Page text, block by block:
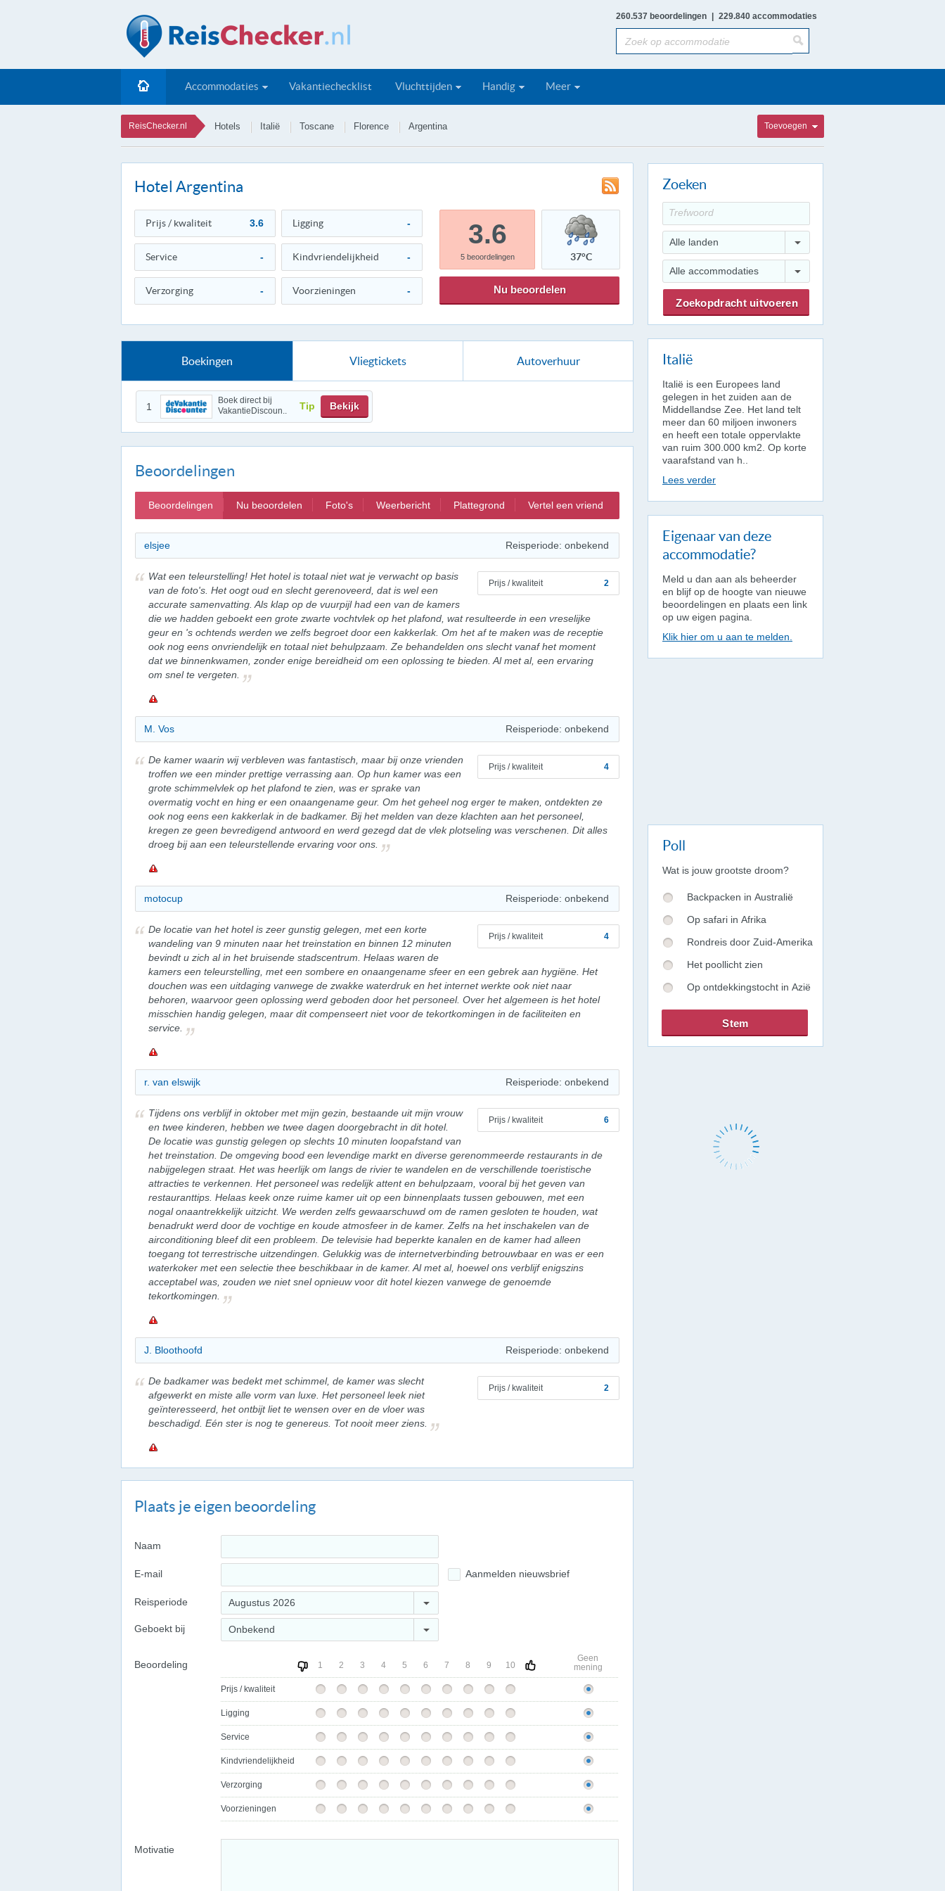
260.537 beoordelingen 229.840 accommodaties
Accommodaties Vakantiechecklist Vluchttijden Handig Meer
ReisChecker.nl Hotels Italië Toscane Florence Argentina Toevoegen
Hotel Argentina
Prijs / kwaliteit 3.6 Ligging -
Service - Kindvriendelijkheid -
Verzorging - Voorzieningen -
3.6
5beoordelingen 37°C
Nu beoordelen
Boekingen Vliegtickets Autoverhuur
1
Boek direct bij
VakantieDiscoun..
Tip Bekijk
Beoordelingen
Beoordelingen Nu beoordelen Foto's Weerbericht Plattegrond Vertel een vriend
elsjee Reisperiode: onbekend
Prijs / kwaliteit 2
Wat een teleurstelling! Het hotel is totaal niet wat je verwacht op basis
van de foto's. Het oogt oud en slecht gerenoveerd, dat is wel een
accurate samenvatting. Als klap op de vuurpijl had een van de kamers
die we hadden geboekt een grote zwarte vochtvlek op het plafond, wat resulteerde in een vreselijke
geur en 's ochtends werden we zelfs begroet door een kakkerlak. Om het af te maken was de receptie
ook nog eens onvriendelijk en totaal niet behulpzaam. Ze behandelden ons slecht vanaf het moment
dat we binnenkwamen, zonder enige bereidheid om een oplossing te bieden. Al met al, een ervaring
om snel te vergeten.
M. Vos Reisperiode: onbekend
Prijs / kwaliteit 4
De kamer waarin wij verbleven was fantastisch, maar bij onze vrienden
troffen we een minder prettige verrassing aan. Op hun kamer was een
grote schimmelvlek op het plafond te zien, was er sprake van
overmatig vocht en hing er een onaangename geur. Om het geheel nog erger te maken, ontdekten ze
ook nog eens een kakkerlak in de badkamer. Bij het melden van deze klachten aan het personeel,
kregen ze geen bevredigend antwoord en werd gezegd dat de vlek plotseling was verschenen. Dit alles
droeg bij aan een teleurstellende ervaring voor ons.
motocup Reisperiode: onbekend
Prijs / kwaliteit 4
De locatie van het hotel is zeer gunstig gelegen, met een korte
wandeling van 9 minuten naar het treinstation en binnen 12 minuten
bevindt u zich al in het bruisende stadscentrum. Helaas waren de
kamers een teleurstelling, met een sombere en onaangename sfeer en een gebrek aan hygiëne. Het
douchen was een uitdaging vanwege de zwakke waterdruk en het internet werkte ook niet naar
behoren, waarvoor geen oplossing werd geboden door het personeel. Over het algemeen is het hotel
misschien handig gelegen, maar dit compenseert niet voor de tekortkomingen in de faciliteiten en
service.
r. van elswijk Reisperiode: onbekend
Prijs / kwaliteit 6
Tijdens ons verblijf in oktober met mijn gezin, bestaande uit mijn vrouw
en twee kinderen, hebben we twee dagen doorgebracht in dit hotel.
De locatie was gunstig gelegen op slechts 10 minuten loopafstand van
het treinstation. De omgeving bood een levendige markt en diverse gerenommeerde restaurants in de
nabijgelegen straat. Het was heerlijk om langs de rivier te wandelen en de verschillende toeristische
attracties te verkennen. Het personeel was redelijk attent en behulpzaam, vooral bij het geven van
restauranttips. Helaas keek onze ruime kamer uit op een binnenplaats tussen gebouwen, met een
nogal onaantrekkelijk uitzicht. We werden zelfs gewaarschuwd om de ramen gesloten te houden, wat
benadrukt werd door de vochtige en koude atmosfeer in de kamer. Zelfs na het inschakelen van de
airconditioning bleef dit een probleem. De televisie had beperkte kanalen en de kamer had alleen
toegang tot terrestrische uitzendingen. Gelukkig was de internetverbinding betrouwbaar en was er een
waterkoker met een selectie thee beschikbaar in de kamer. Al met al, hoewel ons verblijf enigszins
acceptabel was, zouden we niet snel opnieuw voor dit hotel kiezen vanwege de genoemde
tekortkomingen.
J. Bloothoofd Reisperiode: onbekend
Prijs / kwaliteit 2
De badkamer was bedekt met schimmel, de kamer was slecht
afgewerkt en miste alle vorm van luxe. Het personeel leek niet
geïnteresseerd, het ontbijt liet te wensen over en de vloer was
beschadigd. Eén ster is nog te genereus. Tot nooit meer ziens.
Plaats je eigen beoordeling
Naam
E-mail Aanmelden nieuwsbrief
Reisperiode Augustus 2026
Geboekt bij Onbekend
Beoordeling 1 2 3 4 5 6 7 8 9 10
Geen
mening
Prijs / kwaliteit
Ligging
Service
Kindvriendelijkheid
Verzorging
Voorzieningen
Motivatie
Zoeken
Alle landen
Alle accommodaties
Italië
Italië is een Europees land
gelegen in het zuiden aan de
Middellandse Zee. Het land telt
meer dan 60 miljoen inwoners
en heeft een totale oppervlakte
van ruim 300.000 km2. Op korte
vaarafstand van h..
Lees verder
Eigenaar van deze
accommodatie?
Meld u dan aan als beheerder
en blijf op de hoogte van nieuwe
beoordelingen en plaats een link
op uw eigen pagina.
Klik hier om u aan te melden.
Poll
Wat is jouw grootste droom?
Backpacken in Australië
Op safari in Afrika
Rondreis door Zuid-Amerika
Het poollicht zien
Op ontdekkingstocht in Azië